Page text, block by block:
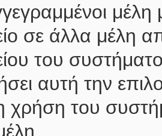
σε άλλα μέλη
του
αυτή την
χρήση του